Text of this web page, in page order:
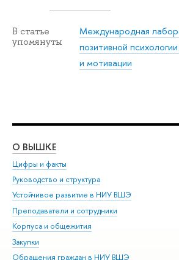
В статье
упомянуты
Международная
позитивной
и мотивации
О ВЫШКЕ
Цифры и факты
Руководство и структура
Устойчивое развитие в НИУ ВШЭ
Преподаватели и сотрудники
Корпуса и общежития
Закупки
Обращения граждан в НИУ ВШЭ